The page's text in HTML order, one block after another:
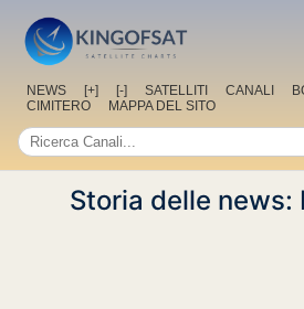
NEWS [+] [-] SATELLITI CANALI
CIMITERO
MAPPA DEL SITO
Storia delle news: